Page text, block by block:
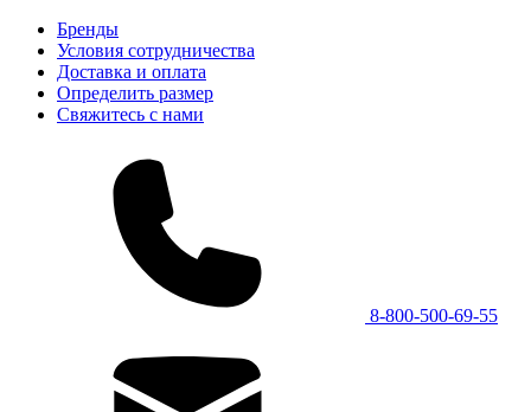
Бренды
Условия сотрудничества
Доставка и оплата
Определить размер
Свяжитесь с нами
8-800-500-69-55